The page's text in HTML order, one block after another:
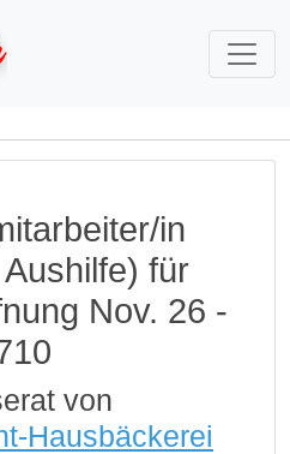
in
für
Nov. 26 -
von
Hausbäckerei